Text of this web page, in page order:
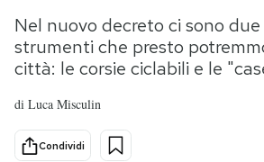
Tecnologia
Internet
Scienza
Cultura
Economia
Sport
Ok
Media
Nel nuovo decreto ci sono
strumenti che presto
città: le corsie ciclabili e le
di Luca Misculin
Condividi